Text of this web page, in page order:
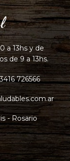
a 13hs y de
de 9 a 13hs.
726566
- Rosario